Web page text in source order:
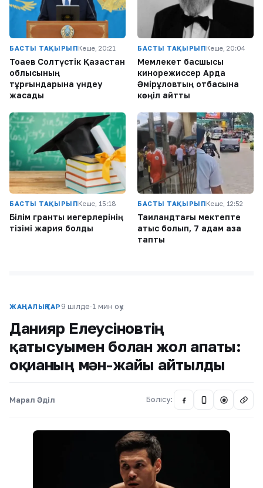
БАСТЫ ТАҚЫРЫПКеше, 20:21
Тоқаев Солтүстік Қазақстан
облысының
тұрғындарына үндеу
жасады
БАСТЫ ТАҚЫРЫПКеше, 20:04
Мемлекет басшысы
кинорежиссер Ардақ
Әмірқұловтың отбасына
көңіл айтты
БАСТЫ ТАҚЫРЫПКеше, 15:18
Білім гранты иегерлерінің
тізімі жария болды
БАСТЫ ТАҚЫРЫПКеше, 12:52
Таиландтағы мектепте
атыс болып, 7 адам қаза
тапты
ЖАҢАЛЫҚТАР 9 шілде·1 мин оқу
Данияр Елеусіновтің
қатысуымен болған жол апаты:
оқиғаның мән-жайы айтылды
Марал Әділ Бөлісу: @